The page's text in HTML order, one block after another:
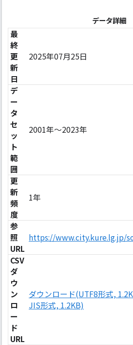
データ詳細
最
終
更
新
日
2025年07月25日
デ
ー
タ
セ
ッ
ト
範
囲
2001年〜2023年
更
新
頻
度
1年
参
照
URL
https://www.city.kure.lg.jp/
CSV
ダ
ウ
ン
ロ
ー
ド
URL
ダウンロード(UTF8形式,
JIS形式, 1.2KB)